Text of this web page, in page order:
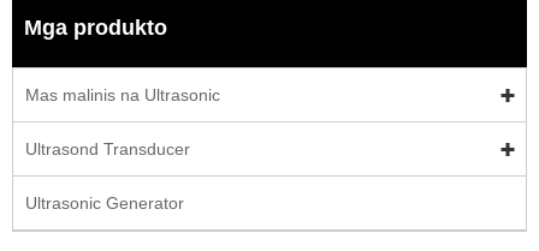
Mga produkto
Mas malinis na Ultrasonic
Ultrasond Transducer
Ultrasonic Generator